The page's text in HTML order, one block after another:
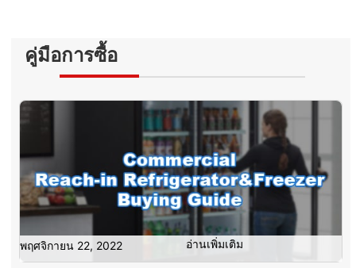
คู่มือการซื้อ
พฤศจิกายน 22, 2022 อ่านเพิ่มเติม